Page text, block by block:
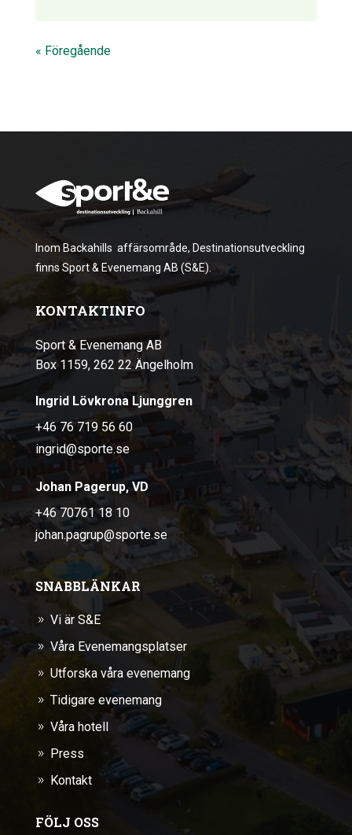
« Föregående
Inom Backahills affärsområde, Destinationsutveckling
finns Sport & Evenemang AB (S&E).
KONTAKTINFO
Sport & Evenemang AB
Box 1159, 262 22 Ängelholm
Ingrid Lövkrona Ljunggren
+46 76 719 56 60
ingrid@sporte.se
Johan Pagerup, VD
+46 70761 18 10
johan.pagrup@sporte.se
SNABBLÄNKAR
9 Vi är S&E
9 Våra Evenemangsplatser
9 Utforska våra evenemang
9 Tidigare evenemang
9 Våra hotell
9 Press
9 Kontakt
FÖLJ OSS